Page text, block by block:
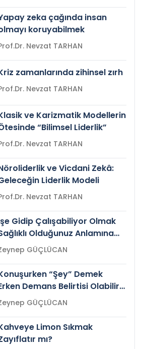
zeka çağında insan
koruyabilmek
Prof.Dr. Nevzat TARHAN
zamanlarında zihinsel zırh
Prof.Dr. Nevzat TARHAN
ve Karizmatik Modellerin
“Bilimsel Liderlik”
Prof.Dr. Nevzat TARHAN
ve Vicdani Zekâ:
Liderlik Modeli
Prof.Dr. Nevzat TARHAN
Gidip Çalışabiliyor Olmak
Olduğunuz Anlamına
mi?Zeynep GÜÇLÜCAN
“Şey” Demek
Demans Belirtisi Olabilir
Zeynep GÜÇLÜCAN
Limon Sıkmak
mı?